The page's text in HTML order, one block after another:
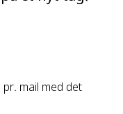
mail med det